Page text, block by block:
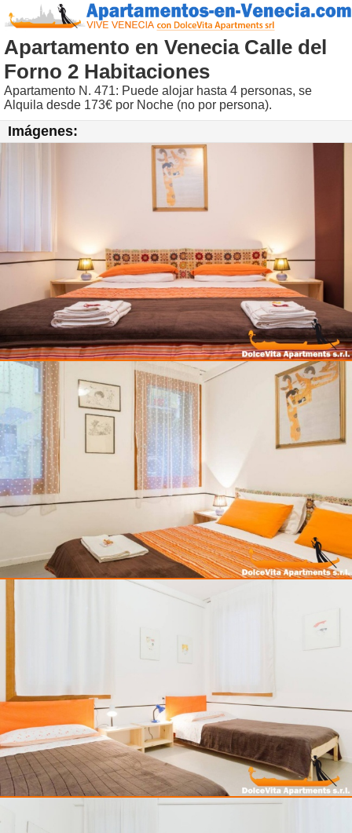
Apartamento en Venecia Calle del
Forno 2 Habitaciones
Apartamento N. 471: Puede alojar hasta 4 personas, se
Alquila desde 173€ por Noche (no por persona).
Imágenes: